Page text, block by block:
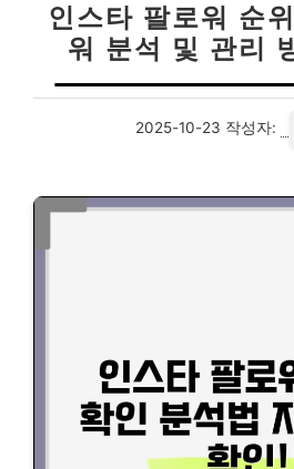
인스타 팔로워 순
워 분석 및 관리
2025-10-23 작성자: